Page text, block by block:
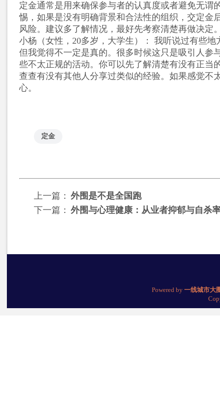
定金通常是用来确保参与者的认真度或者避免无谓
惕，如果是没有明确背景和合法性的组织，交定金
风险。建议多了解情况，最好先考察清楚再做决定
小杨（女性，20多岁，大学生）
： 我听说过有些
但我觉得不一定是真的。很多时候这只是吸引人参
些不太正规的活动。你可以先了解清楚有没有正当
查查有没有其他人分享过类似的经验。如果感觉不
心。
定金
上一篇： 外围是不是全国跑
下一篇： 外围与心理健康：从业者抑郁与自杀
Powered by 一线城市大